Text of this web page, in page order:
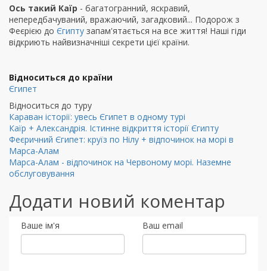
Ось такий Каїр - багатогранний, яскравий,
непередбачуваний, вражаючий, загадковий... Подорож з
Феєрією до Єгипту запам'ятається на все життя! Наші гіди
відкриють найвизначніші секрети цієї країни.
Відноситься до країни
Єгипет
Відноситься до туру
Караван історії: увесь Єгипет в одному турі
Каїр + Александрія. Істинне відкриття історії Єгипту
Феєричний Єгипет: круїз по Нілу + відпочинок на морі в
Марса-Алам
Марса-Алам - відпочинок на Червоному морі. Наземне
обслуговування
Додати новий коментар
Ваше ім'я Ваш email